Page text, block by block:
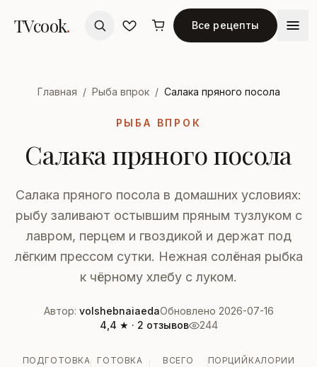
TVcook. Все рецепты
Главная / Рыба впрок / Салака пряного посола
РЫБА ВПРОК
Салака пряного посола
Салака пряного посола в домашних условиях:
рыбу заливают остывшим пряным тузлуком с
лавром, перцем и гвоздикой и держат под
лёгким прессом сутки. Нежная солёная рыбка
к чёрному хлебу с луком.
Автор: volshebnaiaedaОбновлено 2026-07-16
4,4 ★ · 2 отзывов
244
ПОДГОТОВКА ГОТОВКА ВСЕГО ПОРЦИЙКАЛОРИИ